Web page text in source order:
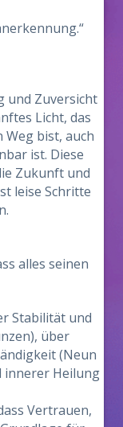
und Zuversicht
Licht, das
Weg bist, auch
ist. Diese
Zukunft und
leise Schritte
alles seinen
Stabilität und
über
(Neun
innerer Heilung
Vertrauen,